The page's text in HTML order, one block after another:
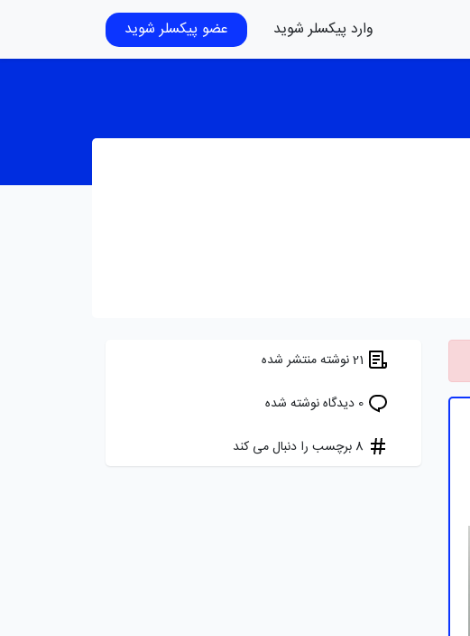
وارد پیکسلر شوید عضو پیکسلر شوید